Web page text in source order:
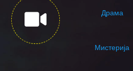
Драма
Мистерија